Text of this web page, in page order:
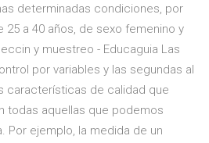
determinadas condiciones, por
25 a 40 años, de sexo femenino y
y muestreo - Educaguia Las
por variables y las segundas al
características de calidad que
todas aquellas que podemos
Por ejemplo, la medida de un